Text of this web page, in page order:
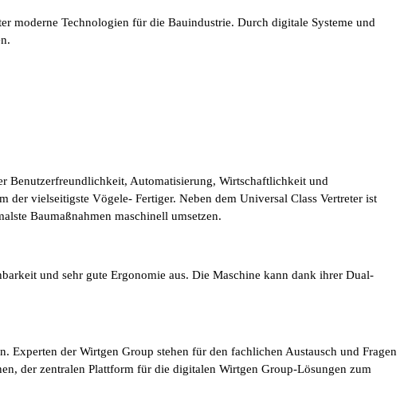
moderne Technologien für die Bauindustrie. Durch digitale Systeme und
Benutzerfreundlichkeit, Automatisierung, Wirtschaftlichkeit und
vielseitigste Vögele- Fertiger. Neben dem Universal Class Vertreter ist
Baumaßnahmen maschinell umsetzen.
und sehr gute Ergonomie aus. Die Maschine kann dank ihrer Dual-
Experten der Wirtgen Group stehen für den fachlichen Austausch und Fragen
der zentralen Plattform für die digitalen Wirtgen Group-Lösungen zum